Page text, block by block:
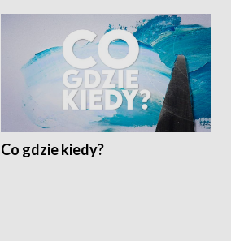
Co gdzie kiedy?